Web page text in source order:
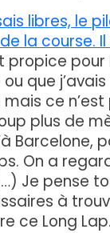
libres, le
la course.
pour
que
ce
plus de
Barcelone,
On a
Je pense
à
ce Long